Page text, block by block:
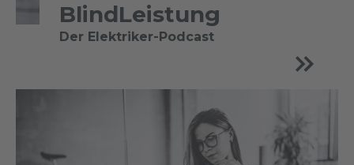
BlindLeistung
Der Elektriker-Podcast